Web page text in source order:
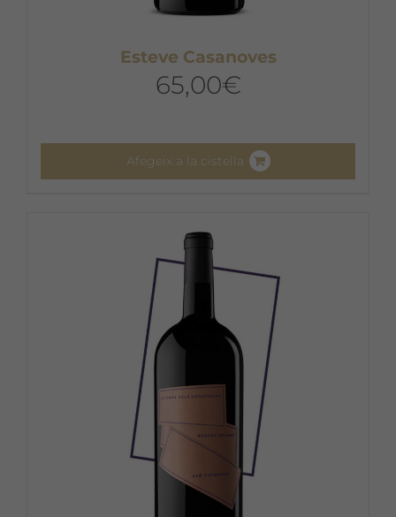
Esteve Casanoves
65,00€
Afegeix a la cistella